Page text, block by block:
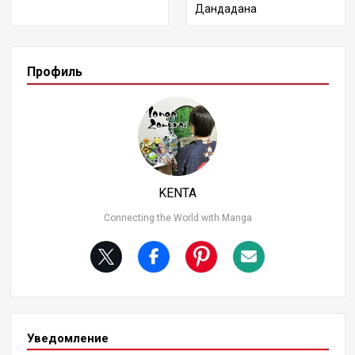
способности и стили боя. В этой статье я составлю ре
ях и достижениях. Кто же займет место №1? Давайт
е узнаем! 2. 11 место: Killer (Kid Pirates) Киллер - боец
Kid Pirates, который служит важным спутником Юстас
а Кида. Оснащенный вращающимся косоподобным о
ружием на обеих руках, Киллер поражает своих враг
ов стремительными ударами и быстрыми движения
ми. Во время эпизода “Страна Вано” он продемонстр
рамы на Кайдо, но не смог нанести решающий удар,
из-за чего занял 11-е место в этом рейтинге.
Дандадана
Профиль
KENTA
Connecting the World with Manga
Уведомление